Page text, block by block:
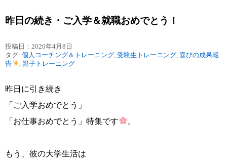
昨日の続き・ご入学＆就職おめでとう！
投稿日：2020年4月8日
タグ: 個人コーチング＆トレーニング 受験生トレーニング 喜びの成果報
告
親子トレーニング
昨日に引き続き
「ご入学おめでとう」
「お仕事おめでとう」特集です
。
もう、彼の大学生活は